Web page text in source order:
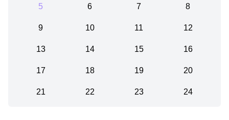
5 6 7 8
9 10 11 12
13 14 15 16
17 18 19 20
21 22 23 24